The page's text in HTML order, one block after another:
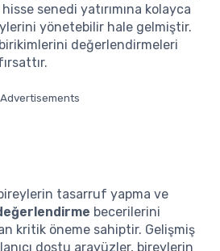
senedi yatırımına kolayca
yönetebilir hale gelmiştir.
değerlendirmeleri
Advertisements
tasarruf yapma ve
becerilerini
kritik öneme sahiptir. Gelişmiş
dostu arayüzler, bireylerin